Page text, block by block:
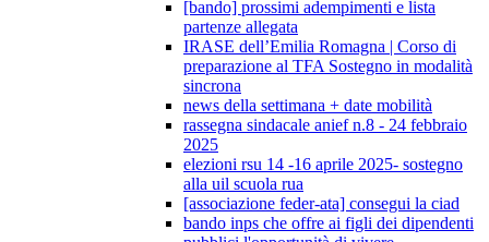
[bando] prossimi adempimenti e lista
partenze allegata
IRASE dell’Emilia Romagna | Corso di
preparazione al TFA Sostegno in modalità
sincrona
news della settimana + date mobilità
rassegna sindacale anief n.8 - 24 febbraio
2025
elezioni rsu 14 -16 aprile 2025- sostegno
alla uil scuola rua
[associazione feder-ata] consegui la ciad
bando inps che offre ai figli dei dipendenti